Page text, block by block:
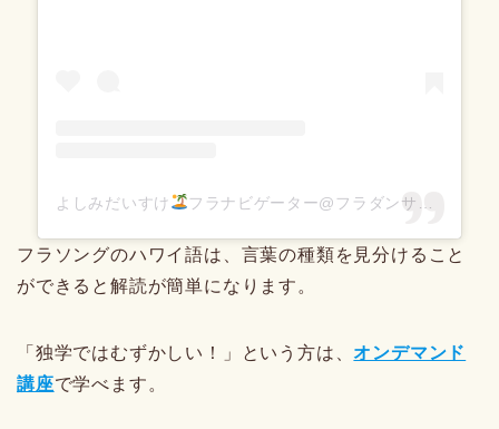
よしみだいすけ フラナビゲーター@フラダンサーのための“踊らない”フラ教室(@daisuke.hulanavi)がシェアした投稿
フラソングのハワイ語は、言葉の種類を見分けること
ができると解読が簡単になります。
「独学ではむずかしい！」という方は、 オンデマンド
講座で学べます。